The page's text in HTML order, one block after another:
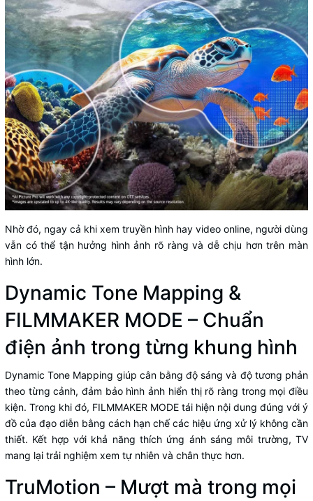
Nhờ đó, ngay cả khi xem truyền hình hay video online, người dùng
vẫn có thể tận hưởng hình ảnh rõ ràng và dễ chịu hơn trên màn
hình lớn.
Dynamic Tone Mapping &
FILMMAKER MODE – Chuẩn
điện ảnh trong từng khung hình
Dynamic Tone Mapping giúp cân bằng độ sáng và độ tương phản
theo từng cảnh, đảm bảo hình ảnh hiển thị rõ ràng trong mọi điều
kiện. Trong khi đó, FILMMAKER MODE tái hiện nội dung đúng với ý
đồ của đạo diễn bằng cách hạn chế các hiệu ứng xử lý không cần
thiết. Kết hợp với khả năng thích ứng ánh sáng môi trường, TV
mang lại trải nghiệm xem tự nhiên và chân thực hơn.
TruMotion – Mượt mà trong mọi